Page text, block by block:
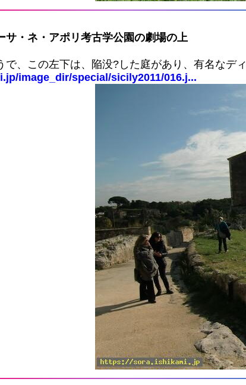
・ネ・アポリ考古学公園の劇場の上
で、この左下は、陥没?した庭があり、有名なデ
image_dir/special/sicily2011/016.j...